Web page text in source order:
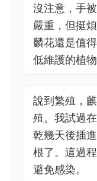
沒注意，手
嚴重，但挺
麟花還是值
低維護的植物
說到繁殖，
殖。我試過
乾幾天後插
根了。這過
避免感染。